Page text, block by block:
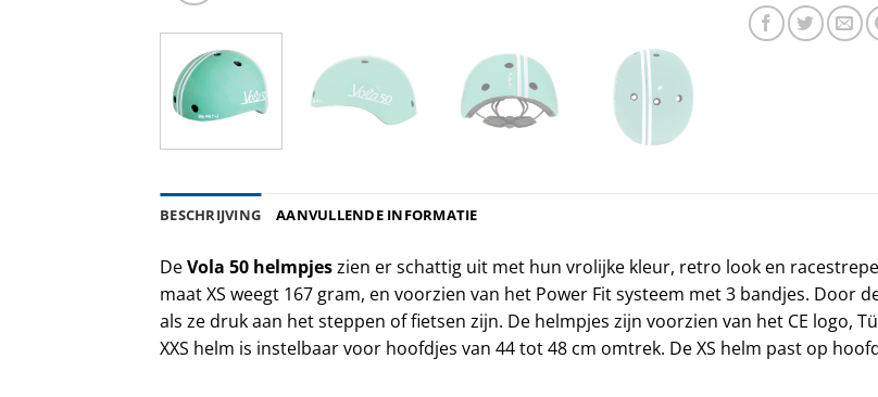
BESCHRIJVING AANVULLENDE INFORMATIE
DeVola 50 helmpjeszien er schattig uit met hun vrolijke kleur, retro look en
maat XS weegt 167 gram, en voorzien van het Power Fit systeem met 3 bandjes. Door
als ze druk aan het steppen of fietsen zijn. De helmpjes zijn voorzien van het CE logo,
XXS helm is instelbaar voor hoofdjes van 44 tot 48 cm omtrek. De XS helm past op